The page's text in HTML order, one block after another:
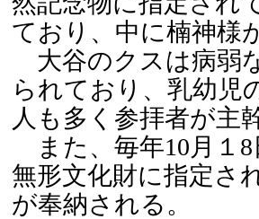
ており、中に楠神様
大谷のクスは病弱
られており、乳幼児
人も多く参拝者が主
また、毎年10月１
無形文化財に指定さ
が奉納される。